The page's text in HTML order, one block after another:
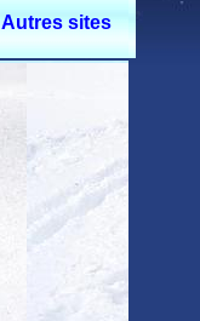
Autres sites